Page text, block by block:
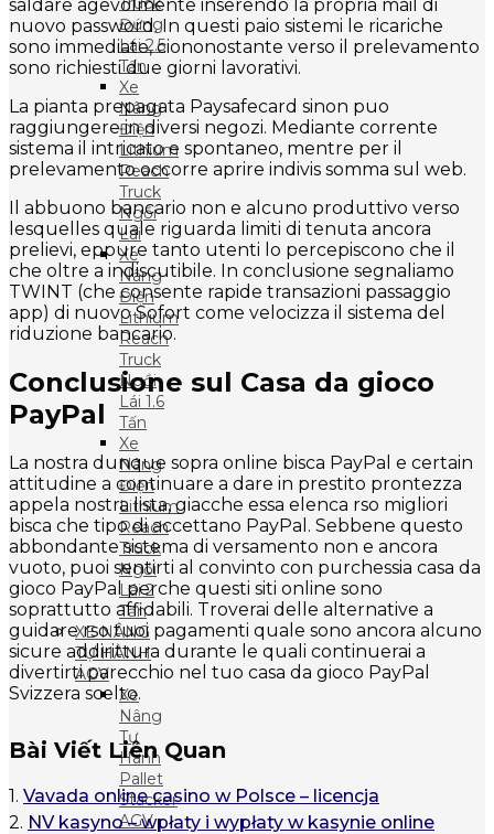
Đứng
Lái 2.5
Tấn
Xe
Nâng
Điện
Lithium
Reach
Truck
Ngồi
Lái
Xe
Nâng
Điện
Lithium
Reach
Truck
Ngồi
Lái 1.6
Tấn
Xe
Nâng
Điện
Lithium
Reach
Truck
Ngồi
Lái 2
Tấn
XE NÂNG
TỰ HÀNH
AGV
Xe
Nâng
Tự
Hành
Pallet
Stacker
AGV
saldare agevolmente inserendo la propria mail di
nuovo password. In questi paio sistemi le ricariche
sono immediate, ciononostante verso il prelevamento
sono richiesti due giorni lavorativi.
La pianta prepagata Paysafecard sinon puo
raggiungere in diversi negozi. Mediante corrente
sistema il intricato e spontaneo, mentre per il
prelevamento occorre aprire indivis somma sul web.
Il abbuono bancario non e alcuno produttivo verso
lesquelles quale riguarda limiti di tenuta ancora
prelievi, eppure tanto utenti lo percepiscono che il
che oltre a indiscutibile. In conclusione segnaliamo
TWINT (che consente rapide transazioni passaggio
app) di nuovo Sofort come velocizza il sistema del
riduzione bancario.
Conclusione sul Casa da gioco
PayPal
La nostra dunque sopra online bisca PayPal e certain
attitudine a continuare a dare in prestito prontezza
appela nostra lista, giacche essa elenca rso migliori
bisca che tipo di accettano PayPal. Sebbene questo
abbondante sistema di versamento non e ancora
vuoto, puoi sentirti al convinto con purchessia casa da
gioco PayPal perche questi siti online sono
soprattutto affidabili. Troverai delle alternative a
guidare rso tuoi pagamenti quale sono ancora alcuno
sicure addirittura durante le quali continuerai a
divertirti parecchio nel tuo casa da gioco PayPal
Svizzera scelto.
Bài Viết Liên Quan
1. Vavada online casino w Polsce – licencja
2. NV kasyno – wpłaty i wypłaty w kasynie online